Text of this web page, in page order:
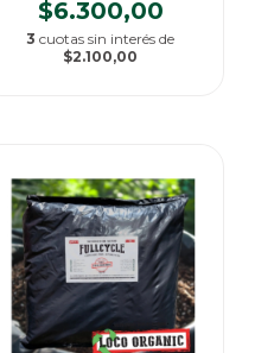
$6.300,00
3 cuotas sin interés de
$2.100,00